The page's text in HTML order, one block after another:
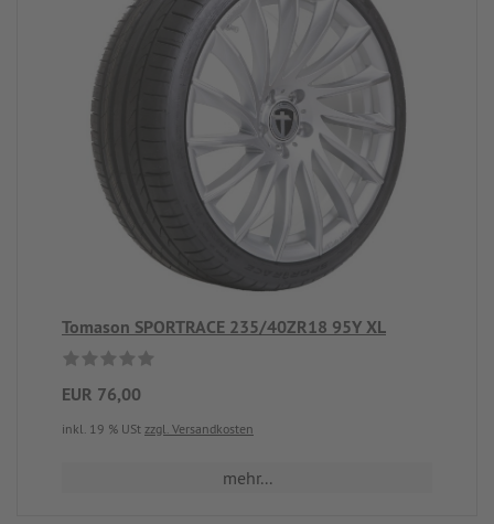
Tomason SPORTRACE 235/40ZR18 95Y XL
EUR 76,00
inkl. 19 % USt zzgl. Versandkosten
mehr...